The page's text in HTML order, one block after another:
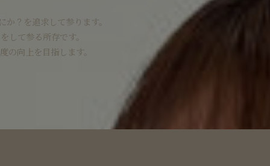
？を追求して参ります。
て参る所存です。
向上を目指します。